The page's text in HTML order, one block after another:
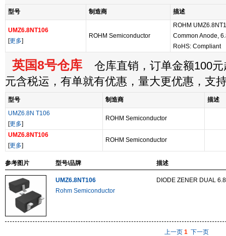
型号 制造商 描述
UMZ6.8NT106
[更多]
ROHM Semiconductor
ROHM
Common Anode,
RoHS: Compliant
英国8号仓库 仓库直销，订单金额100元
元含税运，有单就有优惠，量大更优惠，支
型号 制造商
描述
UMZ6.8N T106
[更多]
ROHM Semiconductor
UMZ6.8NT106
[更多]
ROHM Semiconductor
参考图片 型号/品牌 描述
UMZ6.8NT106
Rohm Semiconductor
DIODE ZENER DUAL
上一页 1 下一页